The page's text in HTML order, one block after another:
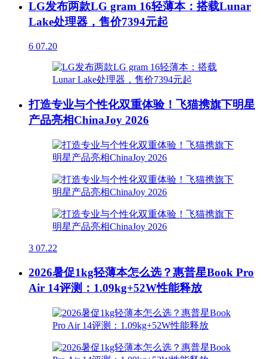
LG发布两款LG gram 16轻薄本：搭载Lunar
Lake处理器，售价7394元起
6 07.20
打造专业与个性化双重体验！飞猫携旗下明星
产品亮相ChinaJoy 2026
3 07.22
2026暑促1kg轻薄本怎么选？惠普星Book Pro
Air 14评测：1.09kg+52W性能释放